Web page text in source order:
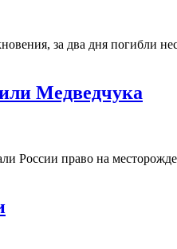
за два дня погибли
Медведчука
право на